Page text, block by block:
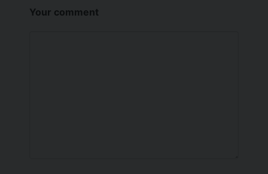
Your comment